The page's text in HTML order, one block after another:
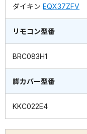
ダイキン EQX37ZFV
リモコン型番
BRC083H1
脚カバー型番
KKC022E4